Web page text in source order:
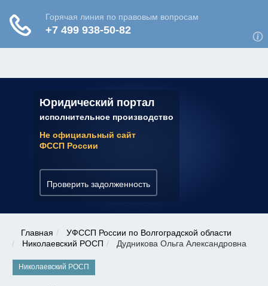
Юридический портал
исполнительное производство
Не официальный сайт
ФССП России
Проверить задолженность
✆ 7 (800) 350-22-64
Главная
УФССП России по Волгоградской области
Николаевский РОСП
Дудникова Ольга Александровна
Николаевский РОСП